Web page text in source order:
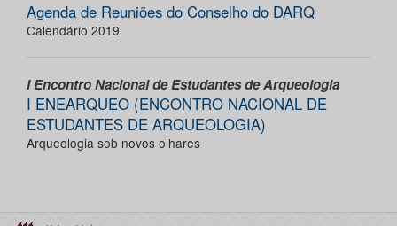
Agenda de Reuniões do Conselho do DARQ
Calendário 2019
I Encontro Nacional de Estudantes de Arqueologia
I ENEARQUEO (ENCONTRO NACIONAL DE
ESTUDANTES DE ARQUEOLOGIA)
Arqueologia sob novos olhares